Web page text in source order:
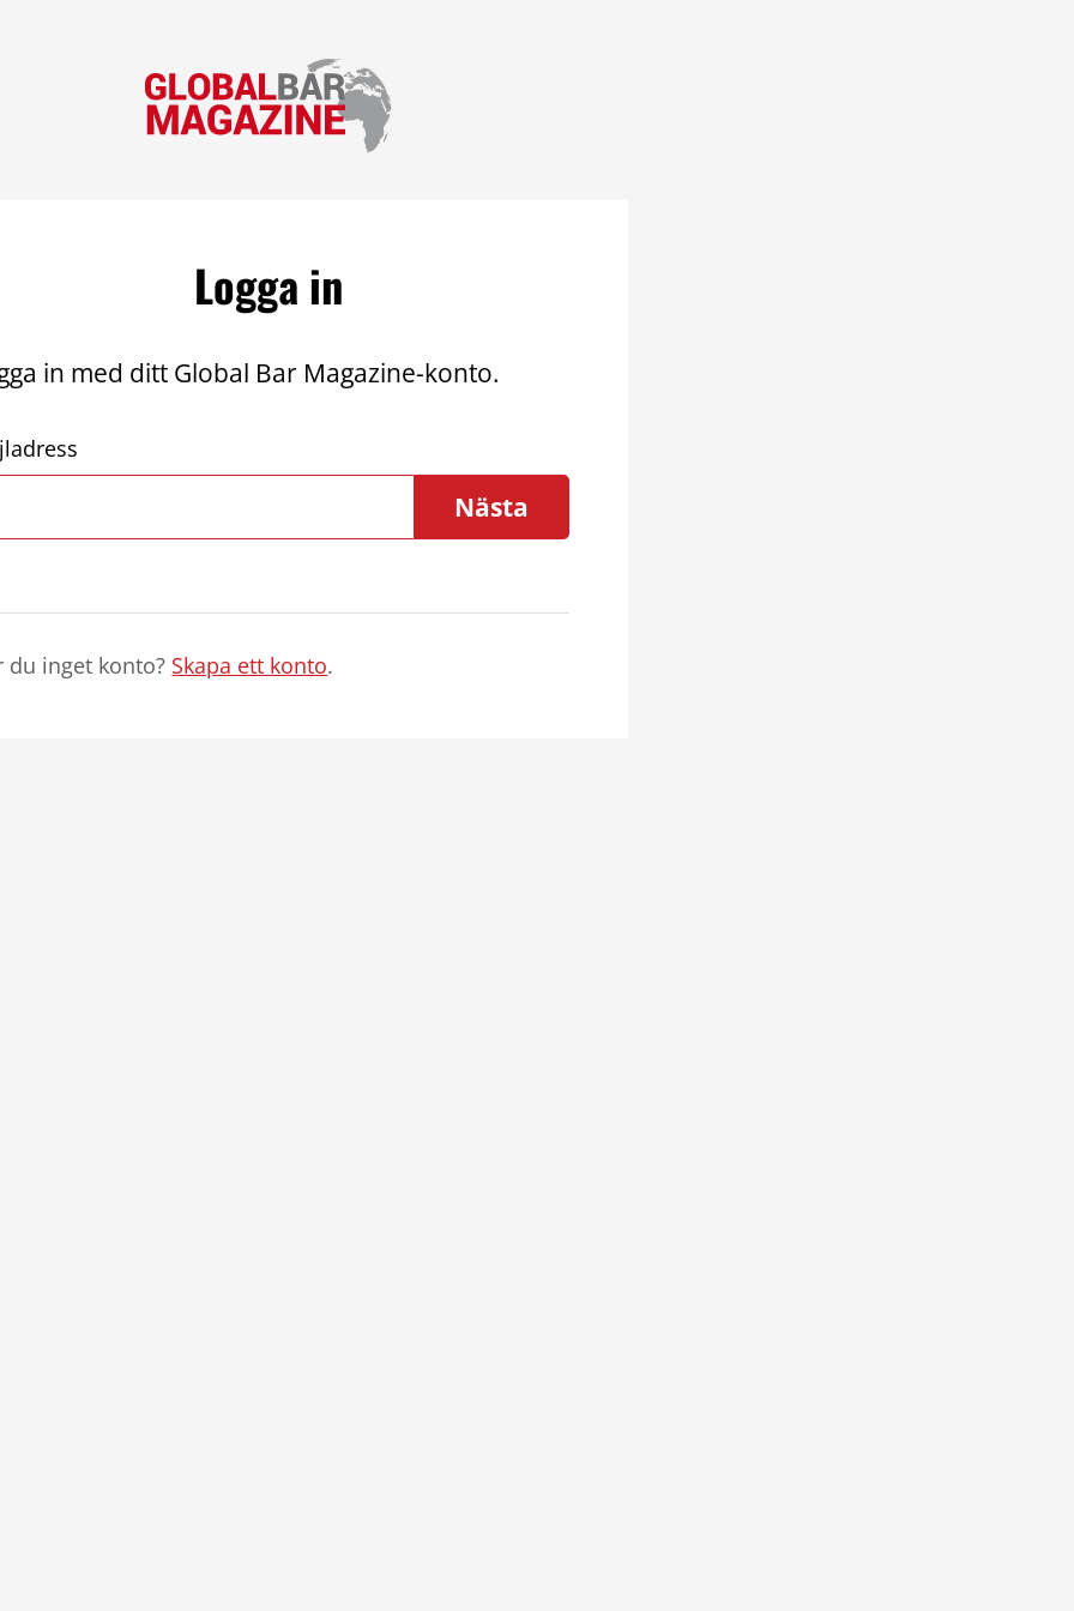
Logga in
in med ditt Global Bar Magazine-konto.
Nästa
du inget konto? Skapa ett konto.